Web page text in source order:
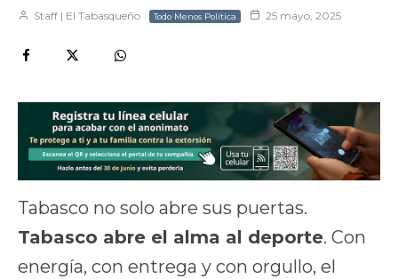
Staff | El Tabasqueño Todo Menos Política 25 mayo, 2025
Tabasco no solo abre sus puertas.
Tabasco abre el alma al deporte. Con
energía, con entrega y con orgullo, el